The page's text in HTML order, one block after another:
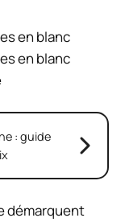
: guide
démarquent